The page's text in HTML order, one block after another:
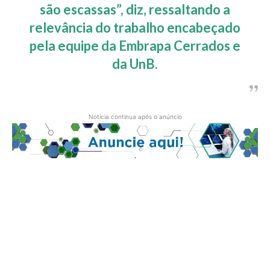
são escassas”, diz, ressaltando a
relevância do trabalho encabeçado
pela equipe da Embrapa Cerrados e
da UnB.
Notícia continua após o anúncio